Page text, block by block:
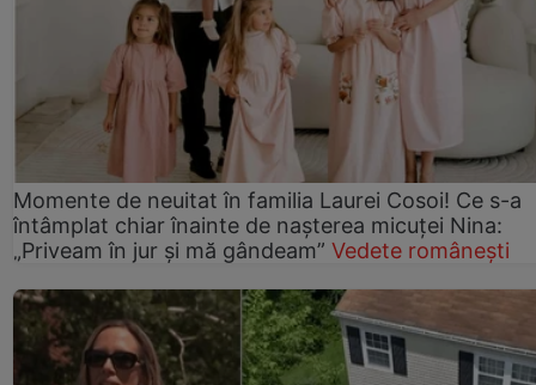
Momente de neuitat în familia Laurei Cosoi! Ce s-a
întâmplat chiar înainte de nașterea micuței Nina:
„Priveam în jur și mă gândeam” Vedete românești